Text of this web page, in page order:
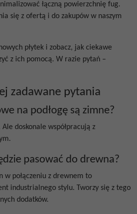
łączną powierzchnię fug.
się z ofertą i do zakupów w naszym
płytek i zobacz, jak ciekawe
z ich pomocą. W razie pytań –
zadawane pytania
na podłogę są zimne?
doskonale współpracują z
pasować do drewna?
w połączeniu z drewnem to
industrialnego stylu. Tworzy się z tego
dodatków.